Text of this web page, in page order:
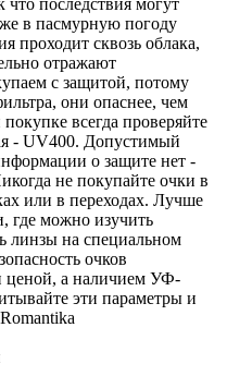
что последствия могут
в пасмурную погоду
проходит сквозь облака,
отражают
с защитой, потому
они опаснее, чем
всегда проверяйте
- UV400. Допустимый
о защите нет -
не покупайте очки в
или в переходах. Лучше
где можно изучить
линзы на специальном
очков
ценой, а наличием УФ-
эти параметры и